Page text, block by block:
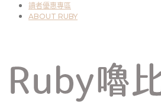
讀者優惠專區
ABOUT RUBY